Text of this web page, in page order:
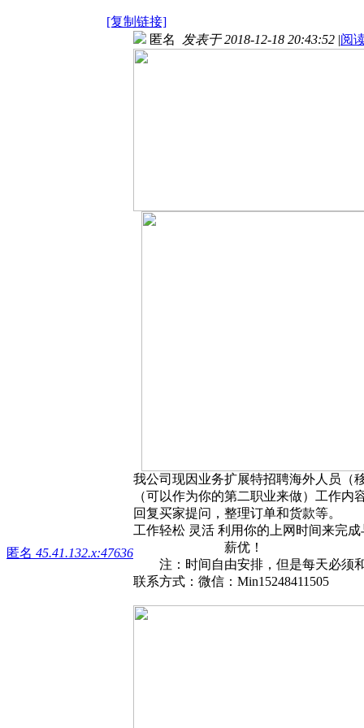
[复制链接]
匿名 45.41.132.x:47636
匿名 发表于 2018-12-18 20:43:52 |阅
我公司现因业务扩展特招聘海外人员（
（可以作为你的第二职业来做）工作内
回复买家提问，整理订单和货款等。
工作轻松 灵活 利用你的上网时
薪优！
注：时间自由安排，但是每天必须
联系方式：微信：Min15248411505